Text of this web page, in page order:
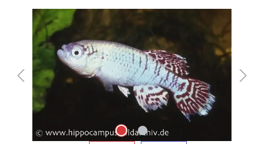
Bildergalerie überspringen